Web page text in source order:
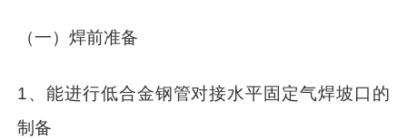
（一）焊前准备
1、能进行低合金钢管对接水平固定气焊坡口的
制备